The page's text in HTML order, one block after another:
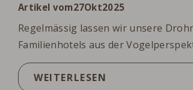
Regelmässig lassen wir unsere
Familienhotels aus der
WEITERLESEN
Artikel vom27Okt.2025